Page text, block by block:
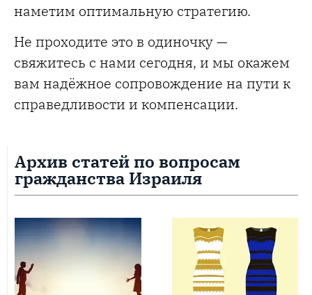
наметим оптимальную стратегию.
Не проходите это в одиночку —
свяжитесь с нами сегодня, и мы окажем
вам надёжное сопровождение на пути к
справедливости и компенсации.
Архив статей по вопросам
гражданства Израиля